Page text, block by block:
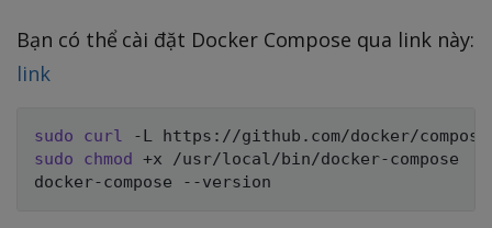
Bạn có thể cài đặt Docker Compose qua link này:
link
sudo curl
-L https://github.com/docker/
sudo
chmod +x /usr/local/bin/docker-compose